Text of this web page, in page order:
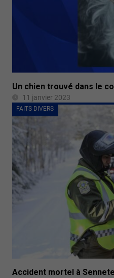
Un chien trouvé dans le
11 janvier 2023
FAITS DIVERS
Accident mortel à